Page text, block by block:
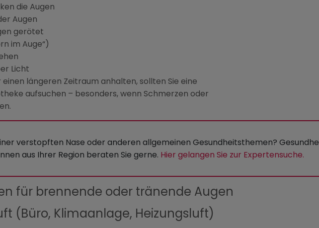
die Augen
Augen
gerötet
im Auge“)
Licht
einen längeren Zeitraum anhalten, sollten Sie eine
aufsuchen – besonders, wenn Schmerzen oder
verstopften Nase oder anderen allgemeinen Gesundheitsthemen?
aus Ihrer Region beraten Sie gerne. Hier gelangen Sie zur Expertensuche.
für brennende oder tränende Augen
(Büro, Klimaanlage, Heizungsluft)